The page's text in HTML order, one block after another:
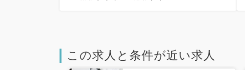
この求人と条件が近い求人